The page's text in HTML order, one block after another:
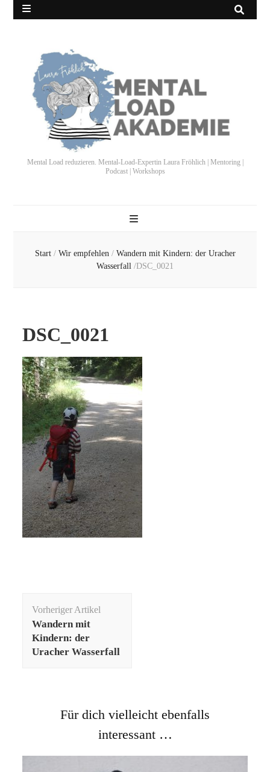
Mental Load reduzieren. Mental-Load-Expertin Laura Fröhlich | Mentoring |
Podcast | Workshops
Start / Wir empfehlen / Wandern mit Kindern: der Uracher
Wasserfall /DSC_0021
DSC_0021
Vorheriger Artikel
Wandern mit
Kindern: der
Uracher Wasserfall
Für dich vielleicht ebenfalls
interessant …